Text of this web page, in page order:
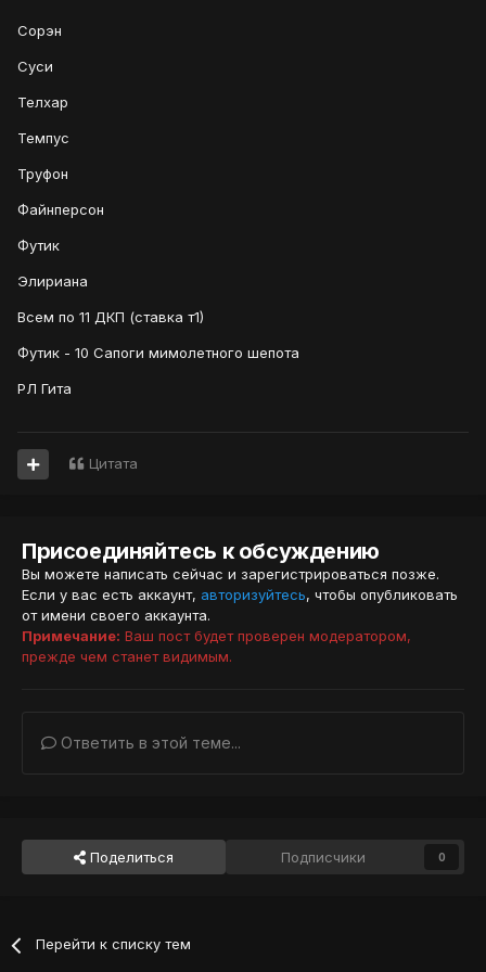
Сорэн
Суси
Телхар
Темпус
Труфон
Файнперсон
Футик
Элириана
Всем по 11 ДКП (ставка т1)
Футик - 10 Сапоги мимолетного шепота
РЛ Гита
Цитата
Присоединяйтесь к обсуждению
Вы можете написать сейчас и зарегистрироваться позже.
Если у вас есть аккаунт, авторизуйтесь, чтобы опубликовать
от имени своего аккаунта.
Примечание: Ваш пост будет проверен модератором,
прежде чем станет видимым.
Ответить в этой теме...
Поделиться Подписчики 0
Перейти к списку тем